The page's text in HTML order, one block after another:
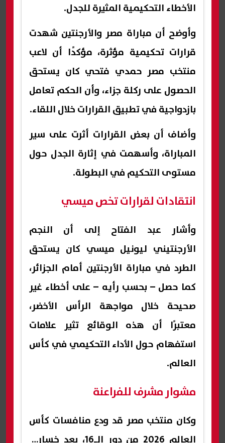
الأخطاء التحكيمية المثيرة للجدل.
وأوضح أن مباراة مصر والأرجنتين شهدت
قرارات تحكيمية مؤثرة، مؤكدًا أن لاعب
منتخب مصر حمدي فتحي كان يستحق
الحصول على ركلة جزاء، وأن الحكم تعامل
بازدواجية في تطبيق القرارات خلال اللقاء.
وأضاف أن بعض القرارات أثرت على سير
المباراة، وأسهمت في إثارة الجدل حول
مستوى التحكيم في البطولة.
انتقادات لقرارات تخص ميسي
وأشار عبد الفتاح إلى أن النجم
الأرجنتيني ليونيل ميسي كان يستحق
الطرد في مباراة الأرجنتين أمام الجزائر،
كما حصل – بحسب رأيه – على أخطاء غير
صحيحة خلال مواجهة الرأس الأخضر،
معتبرًا أن هذه الوقائع تثير علامات
استفهام حول الأداء التحكيمي في كأس
العالم.
مشوار مشرف للفراعنة
وكان منتخب مصر قد ودع منافسات كأس
العالم 2026 من دور الـ16، بعد خسارته